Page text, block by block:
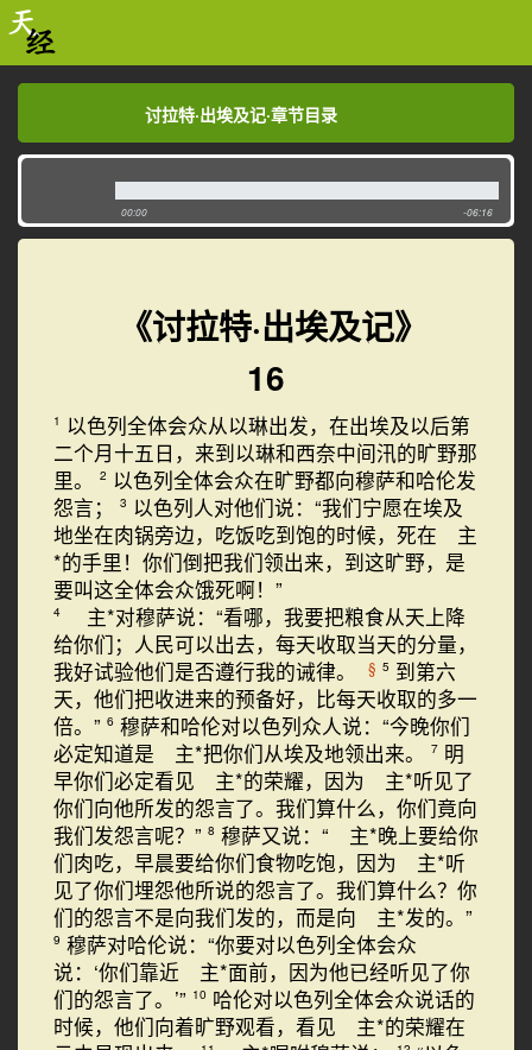
讨拉特·出埃及记·章节目录
讨拉特·出埃及记·章节目录
00:00 -06:16
《讨拉特·出埃及记》
16
1 以色列全体会众从以琳出发，在出埃及以后第
二个月十五日，来到以琳和西奈中间汛的旷野那
里。
2 以色列全体会众在旷野都向穆萨和哈伦发
怨言；
3 以色列人对他们说：“我们宁愿在埃及
地坐在肉锅旁边，吃饭吃到饱的时候，死在 主
*的手里！你们倒把我们领出来，到这旷野，是
要叫这全体会众饿死啊！”
4
主*对穆萨说：“看哪，我要把粮食从天上降
给你们；人民可以出去，每天收取当天的分量，
我好试验他们是否遵行我的诫律。
§ 5 到第六
天，他们把收进来的预备好，比每天收取的多一
倍。” 6 穆萨和哈伦对以色列众人说：“今晚你们
必定知道是 主*把你们从埃及地领出来。
7 明
早你们必定看见 主*的荣耀，因为 主*听见了
你们向他所发的怨言了。我们算什么，你们竟向
我们发怨言呢？” 8 穆萨又说：“ 主*晚上要给你
们肉吃，早晨要给你们食物吃饱，因为 主*听
见了你们埋怨他所说的怨言了。我们算什么？你
们的怨言不是向我们发的，而是向 主*发的。”
9 穆萨对哈伦说：“你要对以色列全体会众
说：‘你们靠近 主*面前，因为他已经听见了你
们的怨言了。’” 10 哈伦对以色列全体会众说话的
时候，他们向着旷野观看，看见 主*的荣耀在